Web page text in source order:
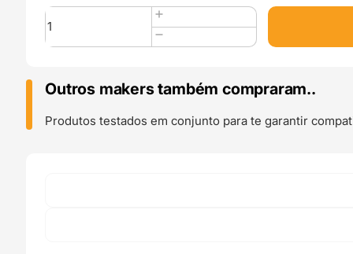
Quantidade
de
Smartfil
CHLOROPHYLL
750g
Outros makers também compraram..
Produtos testados em conjunto para te garantir